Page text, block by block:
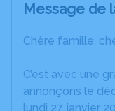
Message de
Chère famille,
C’est avec une
annonçons le
lundi 27 janvier